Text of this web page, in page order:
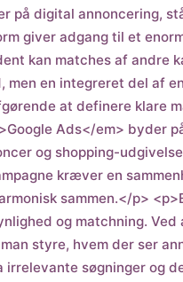
på digital annoncering,
giver adgang til et
kan matches af andre
men en integreret del af
at definere klare
Ads</em> byder
og shopping-
kræver en
sammen.</p>
og matchning.
styre, hvem der ser
søgninger og